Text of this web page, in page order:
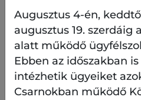
Helyszín:
Gyülekezés: Kádár utca
Augusztus 4-én,
augusztus 19. szerdáig
alatt működő
Ebben az időszakban
intézhetik ügyeiket
Csarnokban működő